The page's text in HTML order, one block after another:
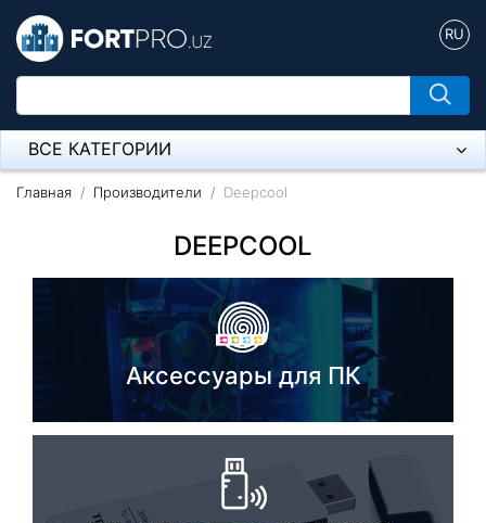
RU
ВСЕ КАТЕГОРИИ
Микрофон
Напольные розетки
Оборудование Mikrotik
Спикерфон
Модемы ADSL, Wan/Lan Роутеры, Wi-Fi
Стереосистемы
Главная Производители Deepcool
DEEPCOOL
Аксессуары для ПК